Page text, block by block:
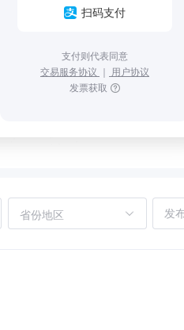
扫码支付
支付则代表同意
交易服务协议 ｜ 用户协议
发票获取
省份地区